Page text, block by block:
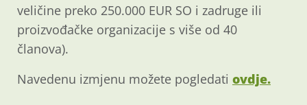
veličine preko 250.000 EUR SO i zadruge ili
proizvođačke organizacije s više od 40
članova).
Navedenu izmjenu možete pogledati ovdje.